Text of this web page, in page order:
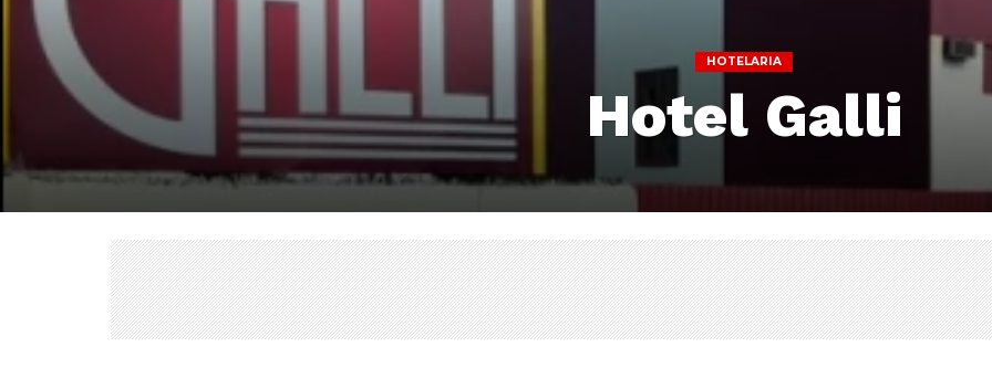
HOTELARIA
Hotel Galli